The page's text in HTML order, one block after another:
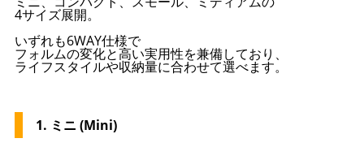
4サイズ展開。
いずれも6WAY仕様で
フォルムの変化と高い実用性を兼備しており、
ライフスタイルや収納量に合わせて選べます。
1. ミニ (Mini)